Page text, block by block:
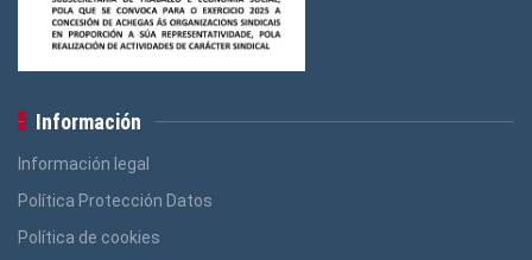
Información
Información legal
Política Protección Datos
Política de cookies